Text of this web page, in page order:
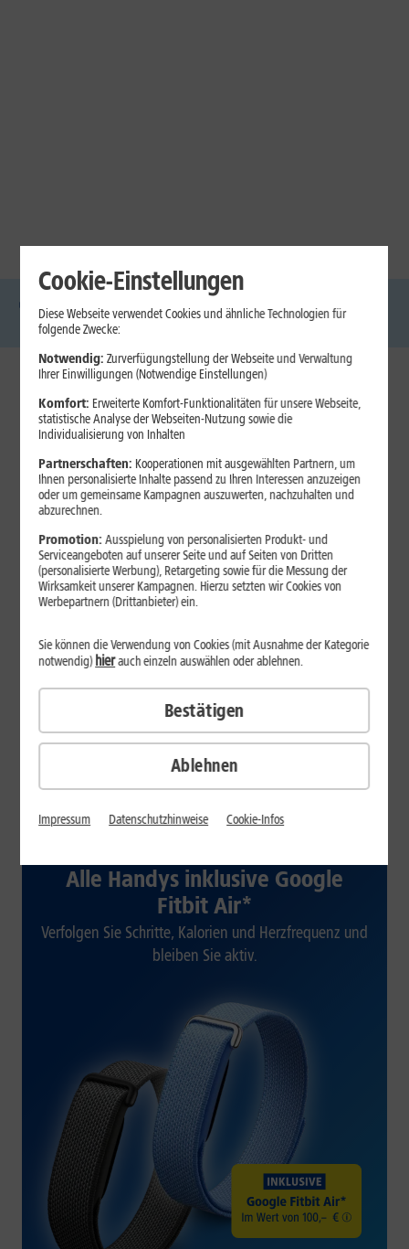
Glasfaser Internet Handys
Mobilfunk-
Laptops
1&1 Internet
Jetzt unterbrechungsfrei ins sehr gute Netz wechseln.
Ohne doppelte Kosten.*
ab 29,99
€/Monat*
Verfügbarkeit prüfen
Alle Handys inklusive Google
Fitbit Air*
Verfolgen Sie Schritte, Kalorien und Herzfrequenz und
bleiben Sie aktiv.
Cookie-Einstellungen
Diese Webseite verwendet Cookies und ähnliche Technologien für
folgende Zwecke:
Notwendig: Zurverfügungstellung der Webseite und Verwaltung
Ihrer Einwilligungen (Notwendige Einstellungen)
Komfort: Erweiterte Komfort-Funktionalitäten für unsere Webseite,
statistische Analyse der Webseiten-Nutzung sowie die
Individualisierung von Inhalten
Partnerschaften: Kooperationen mit ausgewählten Partnern, um
Ihnen personalisierte Inhalte passend zu Ihren Interessen anzuzeigen
oder um gemeinsame Kampagnen auszuwerten, nachzuhalten und
abzurechnen.
Promotion:Ausspielung von personalisierten Produkt- und
Serviceangeboten auf unserer Seite und auf Seiten von Dritten
(personalisierte Werbung), Retargeting sowie für die Messung der
Wirksamkeit unserer Kampagnen. Hierzu setzten wir Cookies von
Werbepartnern (Drittanbieter) ein.
Ablehnen
Sie können die Verwendung von Cookies (mit Ausnahme der Kategorie
notwendig)hierauch einzeln auswählen oder ablehnen.
Bestätigen
Impressum Datenschutzhinweise Cookie-Infos